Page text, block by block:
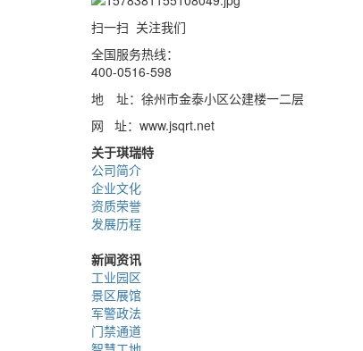
扫一扫 关注我们
全国服务热线：
400-0516-598
地 址：徐州市金泰小区公建楼一二层
网 址：www.jsqrt.net
关于琪瑞特
公司简介
企业文化
资质荣誉
发展历程
新闻资讯
工业园区
景区展馆
军警政法
门禁通道